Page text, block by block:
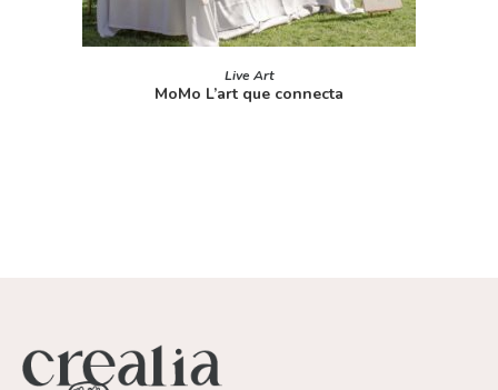
LLEGEIX MÉS
Live Art
MoMo L’art que connecta